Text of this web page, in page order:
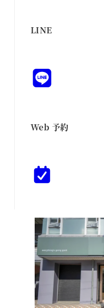
LINE
Web 予約